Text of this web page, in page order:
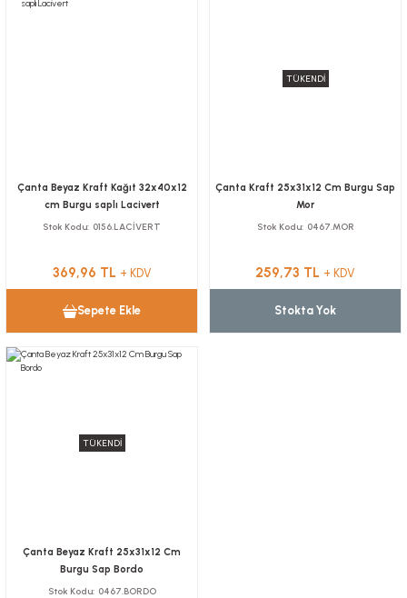
Çanta Beyaz Kraft Kağıt 32x40x12
cm Burgu saplı Lacivert
Stok Kodu 0156.LACİVERT
369,96 TL + KDV
Sepete Ekle
TÜKENDİ
Çanta Kraft 25x31x12 Cm Burgu Sap
Mor
Stok Kodu 0467.MOR
259,73 TL + KDV
Stokta Yok
TÜKENDİ
Çanta Beyaz Kraft 25x31x12 Cm
Burgu Sap Bordo
Stok Kodu 0467.BORDO